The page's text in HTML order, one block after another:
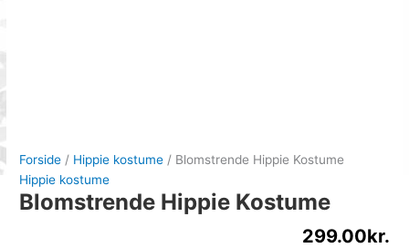
Forside / Hippie kostume / Blomstrende Hippie Kostume
Hippie kostume
Blomstrende Hippie Kostume
299.00kr.